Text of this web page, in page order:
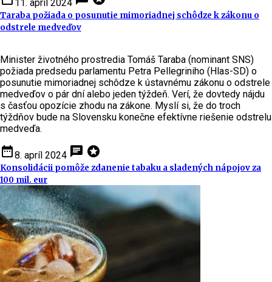
11. apríl 2024
Taraba požiada o posunutie mimoriadnej schôdze k zákonu o
odstrele medveďov
Minister životného prostredia Tomáš Taraba (nominant SNS)
požiada predsedu parlamentu Petra Pellegriniho (Hlas-SD) o
posunutie mimoriadnej schôdze k ústavnému zákonu o odstrele
medveďov o pár dní alebo jeden týždeň. Verí, že dovtedy nájdu
s časťou opozície zhodu na zákone. Myslí si, že do troch
týždňov bude na Slovensku konečne efektívne riešenie odstrelu
medveďa.
date_range8. apríl 2024 chat stars
Konsolidácii pomôže zdanenie tabaku a sladených nápojov za
100 mil. eur